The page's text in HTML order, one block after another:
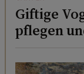
Giftige
pflegen